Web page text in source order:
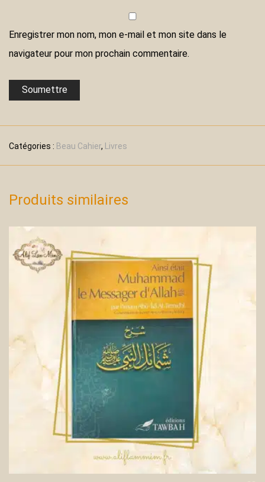
Enregistrer mon nom, mon e-mail et mon site dans le
navigateur pour mon prochain commentaire.
Catégories : Beau Cahier, Livres
Produits similaires